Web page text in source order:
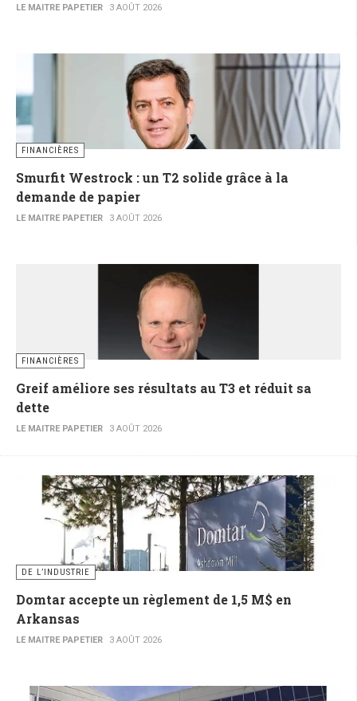
LE MAITRE PAPETIER 3 AOÛT 2026
FINANCIÈRES
Smurfit Westrock : un T2 solide grâce à la
demande de papier
LE MAITRE PAPETIER 3 AOÛT 2026
FINANCIÈRES
Greif améliore ses résultats au T3 et réduit sa
dette
LE MAITRE PAPETIER 3 AOÛT 2026
DE L’INDUSTRIE
Domtar accepte un règlement de 1,5 M$ en
Arkansas
LE MAITRE PAPETIER 3 AOÛT 2026